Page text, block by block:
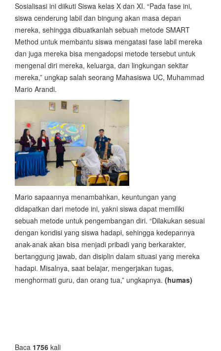
Sosialisasi ini diikuti Siswa kelas X dan XI. “Pada fase ini,
siswa cenderung labil dan bingung akan masa depan
mereka, sehingga dibuatkanlah sebuah metode SMART
Method untuk membantu siswa mengatasi fase labil mereka
dan juga mereka bisa mengadopsi metode tersebut untuk
mengenal diri mereka, keluarga, dan lingkungan sekitar
mereka,” ungkap salah seorang Mahasiswa UC, Muhammad
Mario Arandi.
Mario sapaannya menambahkan, keuntungan yang
didapatkan dari metode ini, yakni siswa dapat memiliki
sebuah metode untuk pengembangan diri. “Dilakukan sesuai
dengan kondisi yang siswa hadapi, sehingga kedepannya
anak-anak akan bisa menjadi pribadi yang berkarakter,
bertanggung jawab, dan disiplin dalam situasi yang mereka
hadapi. Misalnya, saat belajar, mengerjakan tugas,
menghormati guru, dan orang tua,” ungkapnya. (humas)
Baca 1756 kali